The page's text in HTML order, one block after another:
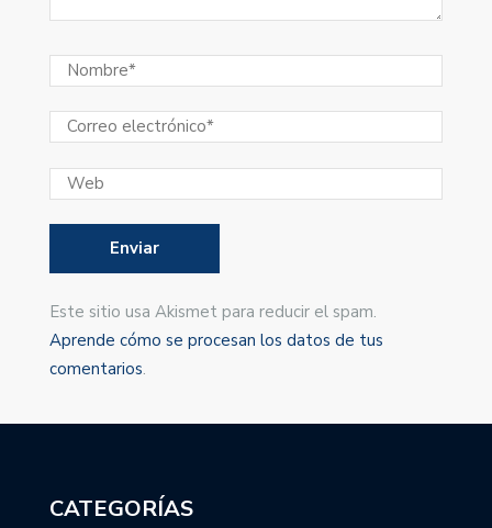
Este sitio usa Akismet para reducir el spam.
Aprende cómo se procesan los datos de tus
comentarios.
CATEGORÍAS